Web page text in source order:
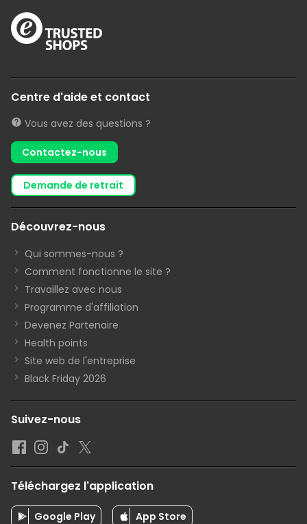
Centre d'aide et contact
Vous avez des questions ?
Contactez-nous
demande de retrait
Découvrez-nous
Qui sommes-nous ?
Comment fonctionne le site ?
Travaillez avec nous
Programme d'affiliation
Devenez Partenaire
Health points
Site web de l'entreprise
Black Friday 2026
Suivez-nous
Téléchargez l'application
Google Play App Store